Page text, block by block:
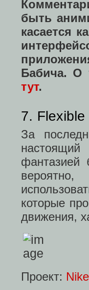
быть
касается
Бабича. О
тут.
7.
За
фантазией
которые
движения,
Проект: